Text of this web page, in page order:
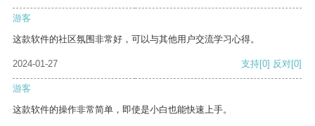
游客
这款软件的社区氛围非常好，可以与其他用户交流学习心得。
2024-01-27 支持[0] 反对[0]
游客
这款软件的操作非常简单，即使是小白也能快速上手。